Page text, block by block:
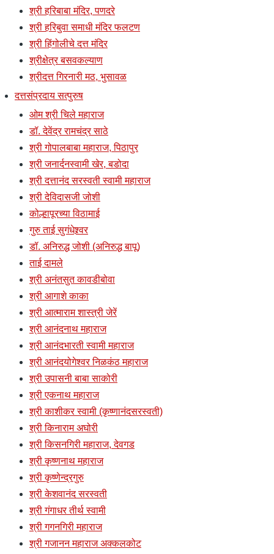
श्री हरिबाबा मंदिर, पणदरे
श्री हरिबुवा समाधी मंदिर फलटण
श्री हिंगोलीचे दत्त मंदिर
श्रीक्षेत्र बसवकल्याण
श्रीदत्त गिरनारी मठ, भुसावळ
दत्तसंप्रदाय सत्पुरुष
ओम श्री चिले महाराज
डॉ. देवेंद्र रामचंद्र साठे
श्री गोपालबाबा महाराज, पिठापुर
श्री जनार्दनस्वामी खेर, बडोदा
श्री दत्तानंद सरस्वती स्वामी महाराज
श्री देविदासजी जोशी
कोल्हापूरच्या विठामाई
गुरु ताई सुगंधेश्र्वर
डॉ. अनिरुद्ध जोशी (अनिरुद्ध बापू)
ताई दामले
श्री अनंतसुत कावडीबोवा
श्री आगाशे काका
श्री आत्माराम शास्त्री जेरें
श्री आनंदनाथ महाराज
श्री आनंदभारती स्वामी महाराज
श्री आनंदयोगेश्वर निळकंठ महाराज
श्री उपासनी बाबा साकोरी
श्री एकनाथ महाराज
श्री काशीकर स्वामी (कृष्णानंदसरस्वती)
श्री किनाराम अघोरी
श्री किसनगिरी महाराज, देवगड
श्री कृष्णनाथ महाराज
श्री कृष्णेन्द्रगुरु
श्री केशवानंद सरस्वती
श्री गंगाधर तीर्थ स्वामी
श्री गगनगिरी महाराज
श्री गजानन महाराज अक्कलकोट